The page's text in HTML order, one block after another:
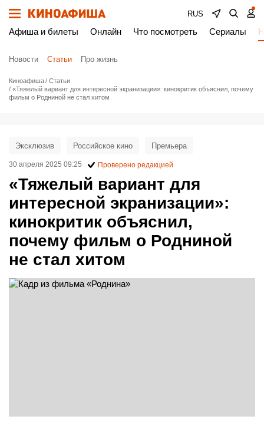
RUS
Афиша и билеты Онлайн Что посмотреть Сериалы
Новости Статьи Про жизнь
Киноафиша
Статьи
«Тяжелый вариант для интересной экранизации»: кинокритик объяснил, почему
фильм о Родниной не стал хитом
«Тяжелый вариант для
интересной экранизации»:
кинокритик объяснил,
почему фильм о Родниной
не стал хитом
Эксклюзив Российское кино Премьера
30 апреля 2025 09:25 Проверено редакцией